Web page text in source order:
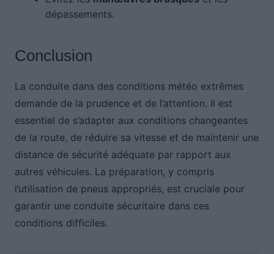
dépassements.
Conclusion
La conduite dans des conditions météo extrêmes
demande de la prudence et de l’attention. Il est
essentiel de s’adapter aux conditions changeantes
de la route, de réduire sa vitesse et de maintenir une
distance de sécurité adéquate par rapport aux
autres véhicules. La préparation, y compris
l’utilisation de pneus appropriés, est cruciale pour
garantir une conduite sécuritaire dans ces
conditions difficiles.